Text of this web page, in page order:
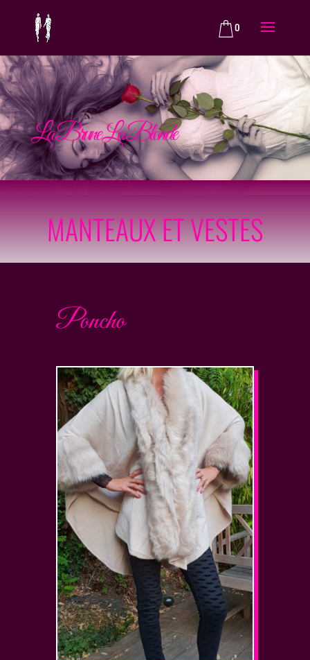
0
La Brune La Blonde
MANTEAUX ET VESTES
Poncho